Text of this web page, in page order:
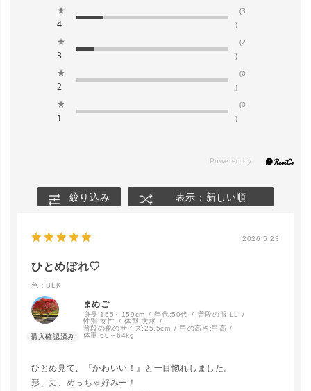
★
4
(3
)
★
3
(2
)
★
2
(0
)
★
1
(0
)
絞り込み 表示：新しい順
2026.5.23
ひとめぼれ♡
色：BLK
まめご
身長:155～159cm 年代:50代 普段の服: LL
性別:女性 体型: 大柄
普段の靴のサイズ:25.5cm 甲の高さ:甲高
体重:60～64kg
ひとめ見て、『かわいい！』と一目惚れしました。
形、丈、めっちゃ好みー！